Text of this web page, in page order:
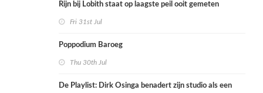
Rijn bij Lobith staat op laagste peil ooit gemeten
Fri 31st Jul
Poppodium Baroeg
Thu 30th Jul
De Playlist: Dirk Osinga benadert zijn studio als een